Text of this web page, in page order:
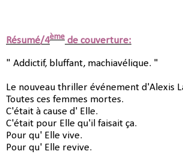
Résumé/4ème de couverture:
" Addictif, bluffant, machiavélique. "
Le nouveau thriller événement d'Alexis
Toutes ces femmes mortes.
C'était à cause d' Elle.
C'était pour Elle qu'il faisait ça.
Pour qu' Elle vive.
Pour qu' Elle revive.